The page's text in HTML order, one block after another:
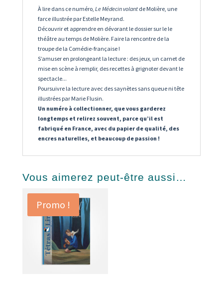
À lire dans ce numéro, Le Médecin volantde Molière, une
farce illustrée par Estelle Meyrand.
Découvrir et apprendre en dévorant le dossier sur le le
théâtre au temps de Molière. Faire la rencontre de la
troupe de la Comédie-française !
S’amuser en prolongeant la lecture : des jeux, un carnet de
mise en scène à remplir, des recettes à grignoter devant le
spectacle...
Poursuivre la lecture avec des saynètes sans queue ni tête
illustrées par Marie Flusin.
Un numéro à collectionner, que vous garderez
longtemps et relirez souvent, parce qu’il est
fabriqué en France, avec du papier de qualité, des
encres naturelles, et beaucoup de passion !
Vous aimerez peut-être aussi…
Promo !